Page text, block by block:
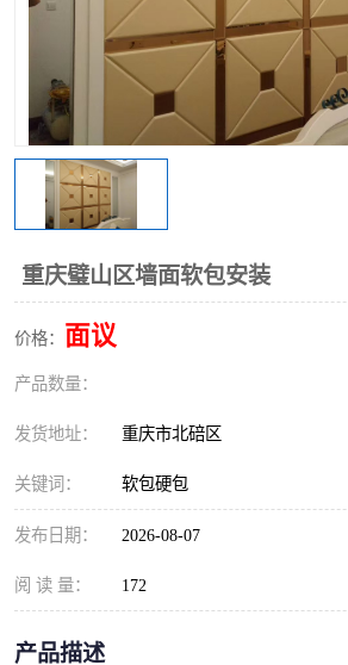
重庆璧山区墙面软包安装
价格： 面议
产品数量：
发货地址： 重庆市北碚区
关键词： 软包硬包
发布日期： 2026-08-07
阅 读 量： 172
产品描述